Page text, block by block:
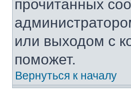
прочитанных
или выходом с
поможет.
Вернуться к началу